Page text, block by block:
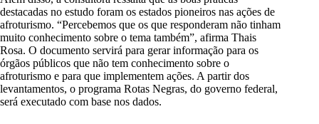
destacadas no estudo foram os estados pioneiros nas ações de
afroturismo. “Percebemos que os que responderam não tinham
muito conhecimento sobre o tema também”, afirma Thais
Rosa. O documento servirá para gerar informação para os
órgãos públicos que não tem conhecimento sobre o
afroturismo e para que implementem ações. A partir dos
levantamentos, o programa Rotas Negras, do governo federal,
será executado com base nos dados.